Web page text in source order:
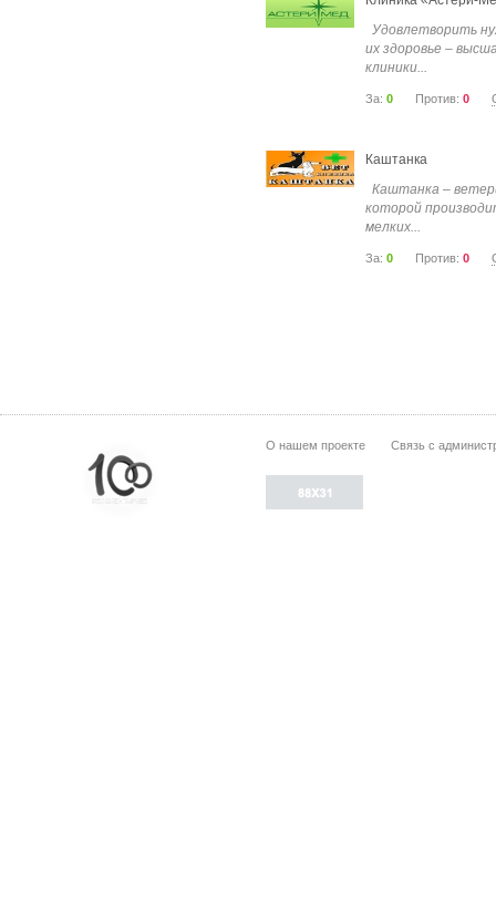
Удовлетворить
их здоровье –
клиники...
За: 0 Против: 0
Каштанка
Каштанка –
которой
мелких...
За: 0 Против: 0
О нашем проекте Связь с